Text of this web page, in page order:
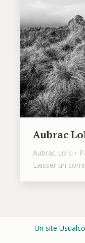
Aubrac
Aubrac Loïc
Laisser un
Un site